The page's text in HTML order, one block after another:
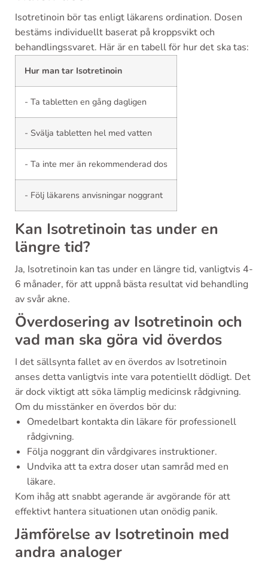
Isotretinoin bör tas enligt läkarens ordination. Dosen
bestäms individuellt baserat på kroppsvikt och
behandlingssvaret. Här är en tabell för hur det ska tas:
Hur man tar Isotretinoin
- Ta tabletten en gång dagligen
- Svälja tabletten hel med vatten
- Ta inte mer än rekommenderad dos
- Följ läkarens anvisningar noggrant
Kan Isotretinoin tas under en
längre tid?
Ja, Isotretinoin kan tas under en längre tid, vanligtvis 4-
6 månader, för att uppnå bästa resultat vid behandling
av svår akne.
Överdosering av Isotretinoin och
vad man ska göra vid överdos
I det sällsynta fallet av en överdos av Isotretinoin
anses detta vanligtvis inte vara potentiellt dödligt. Det
är dock viktigt att söka lämplig medicinsk rådgivning.
Om du misstänker en överdos bör du:
Omedelbart kontakta din läkare för professionell
rådgivning.
Följa noggrant din vårdgivares instruktioner.
Undvika att ta extra doser utan samråd med en
läkare.
Kom ihåg att snabbt agerande är avgörande för att
effektivt hantera situationen utan onödig panik.
Jämförelse av Isotretinoin med
andra analoger